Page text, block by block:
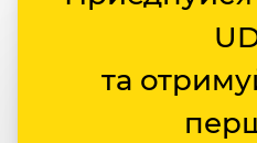
та